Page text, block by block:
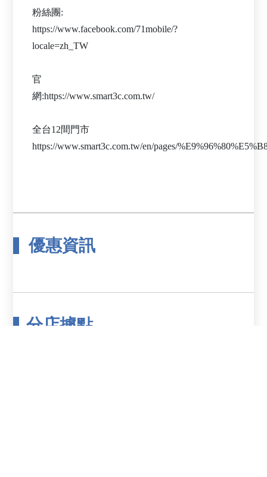
粉絲團:
https://www.facebook.com/71mobile/?
locale=zh_TW
官
網:https://www.smart3c.com.tw/
全台12間門市
https://www.smart3c.com.tw/en/pages/
優惠資訊
分店據點